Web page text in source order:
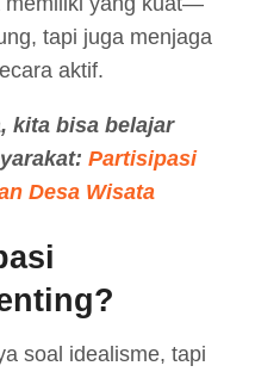
tapi juga menjaga
aktif.
kita bisa belajar
Partisipasi
Desa Wisata
soal idealisme, tapi